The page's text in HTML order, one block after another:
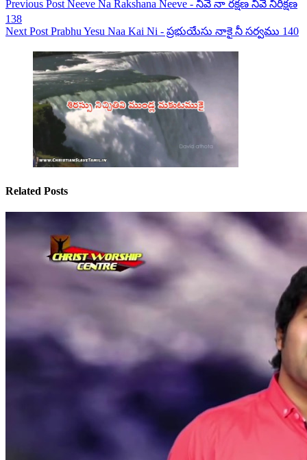
Previous Post Neeve Na Rakshana Neeve - నీవే నా రక్షణ నీవే నిరీక్షణ
138
Next Post Prabhu Yesu Naa Kai Ni - ప్రభుయేసు నాకై నీ సర్వము 140
Related Posts